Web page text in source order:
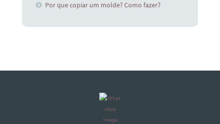
Por que copiar um molde? Como fazer?